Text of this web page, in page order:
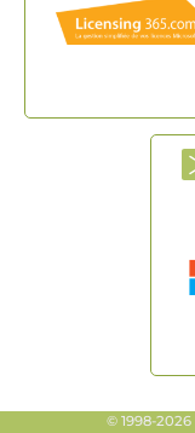
© 1998-2026